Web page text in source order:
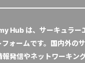
Hub は、サーキュラー
フォームです。国内外の
報発信やネットワーキン